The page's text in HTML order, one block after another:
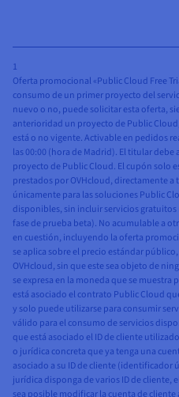
1
Oferta promocional «Public Cloud Free
consumo de un primer proyecto del
nuevo o no, puede solicitar esta oferta,
anterioridad un proyecto de Public
está o no vigente. Activable en pedidos
las 00:00 (hora de Madrid). El titular
proyecto de Public Cloud. El cupón solo
prestados por OVHcloud, directamente a
únicamente para las soluciones Public
disponibles, sin incluir servicios
fase de prueba beta). No acumulable a
en cuestión, incluyendo la oferta
se aplica sobre el precio estándar
OVHcloud, sin que este sea objeto de
se expresa en la moneda que se
está asociado el contrato Public Cloud
y solo puede utilizarse para consumir
válido para el consumo de servicios
que está asociado el ID de cliente
o jurídica concreta que ya tenga una
asociado a su ID de cliente (identificador
jurídica disponga de varios ID de cliente,
sea posible modificar la cuenta de